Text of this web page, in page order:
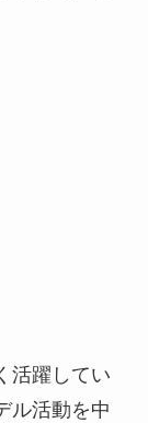
活躍してい
ル活動を中